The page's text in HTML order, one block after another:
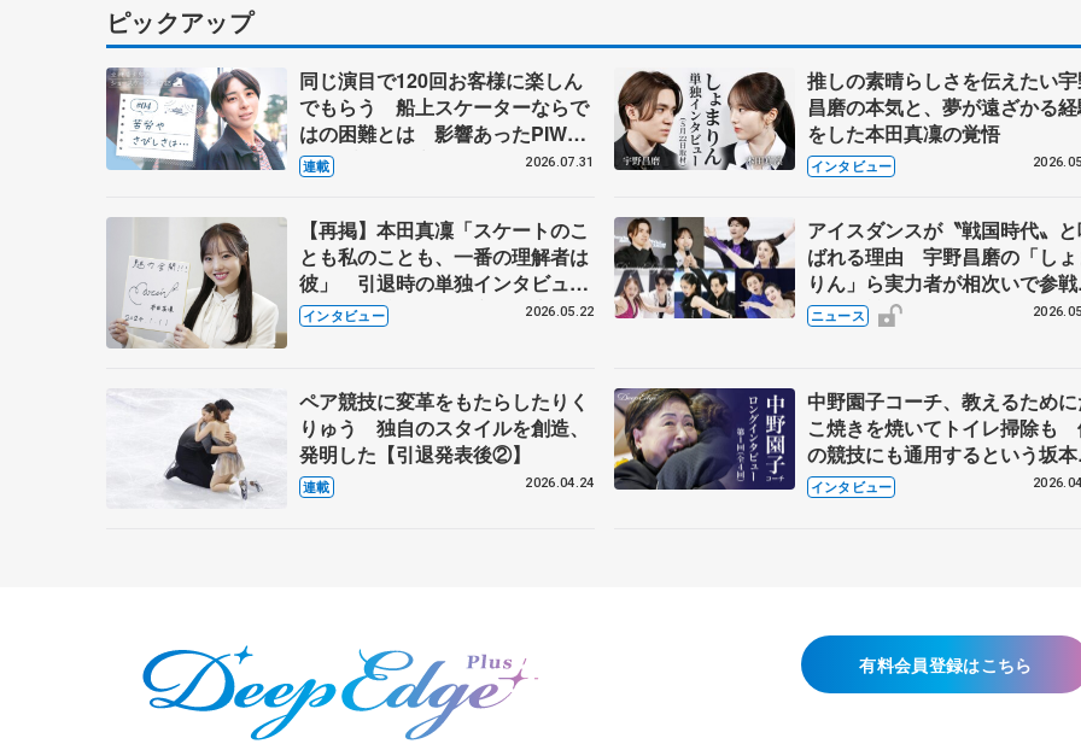
ピックアップ
同じ演目で120回お客様に楽しん
でもらう 船上スケーターならで
はの困難とは 影響あったPIW前
キャプテン松永さんの存在
連載 2026.07.31
推しの素晴らしさを伝えたい
昌磨の本気と、夢が遠ざかる
をした本田真凜の覚悟
インタビュー
【再掲】本田真凜「スケートのこ
とも私のことも、一番の理解者は
彼」 引退時の単独インタビュー
で語った競技人生や家族、恋人、
これからの夢…
インタビュー 2026.05.22
アイスダンスが〝戦国時代〟
ばれる理由 宇野昌磨の「しょ
りん」ら実力者が相次いで参
国内の競争激化
ニュース
ペア競技に変革をもたらしたりく
りゅう 独自のスタイルを創造、
発明した【引退発表後②】
連載 2026.04.24
中野園子コーチ、教えるため
こ焼きを焼いてトイレ掃除も
の競技にも通用するという坂
織の筋肉
インタビュー
有料会員登録はこちら